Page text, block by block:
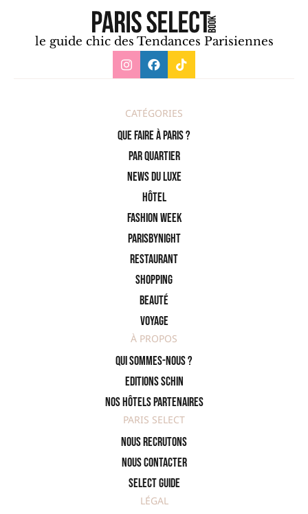
le guide chic des Tendances Parisiennes
CATÉGORIES
Que faire à Paris ?
PAR QUARTIER
News du Luxe
Hôtel
Fashion Week
ParisByNight
Restaurant
Shopping
Beauté
Voyage
À PROPOS
Qui sommes-nous ?
Editions SCHIN
Nos hôtels partenaires
PARIS SELECT
Nous recrutons
Nous contacter
Select Guide
LÉGAL